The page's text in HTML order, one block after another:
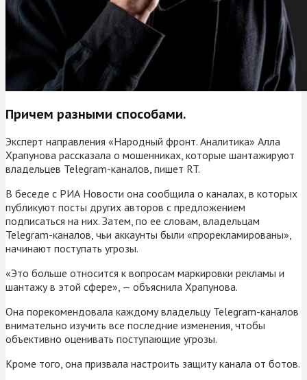
Причем разными способами.
Эксперт направления «Народный фронт. Аналитика» Алла
Храпунова рассказала о мошенниках, которые шантажируют
владельцев Telegram-каналов, пишет RT.
В беседе с РИА Новости она сообщила о каналах, в которых
публикуют посты других авторов с предложением
подписаться на них. Затем, по ее словам, владельцам
Telegram-каналов, чьи аккаунты были «прорекламированы»,
начинают поступать угрозы.
«Это больше относится к вопросам маркировки рекламы и
шантажу в этой сфере», — объяснила Храпунова.
Она порекомендовала каждому владельцу Telegram-каналов
внимательно изучить все последние изменения, чтобы
объективно оценивать поступающие угрозы.
Кроме того, она призвала настроить защиту канала от ботов.